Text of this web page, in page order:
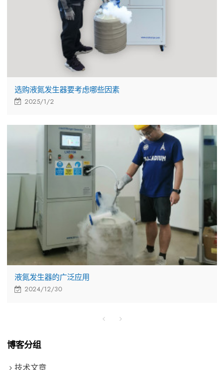
选购液氮发生器要考虑哪些因素
2025/1/2
液氮发生器的广泛应用
2024/12/30
博客分组
技术文章